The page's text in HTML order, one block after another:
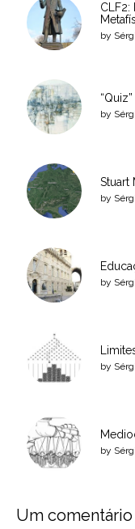
CLF2:
by
“Quiz”
by
Stuart
by
by
by
by
Um comentário